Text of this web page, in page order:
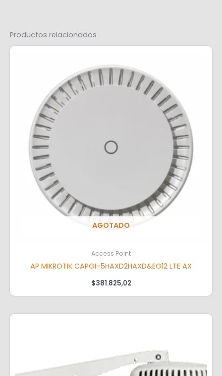
Productos relacionados
AGOTADO
Access Point
AP MIKROTIK CAPGI-5HAXD2HAXD&EG12 LTE AX
$381.825,02